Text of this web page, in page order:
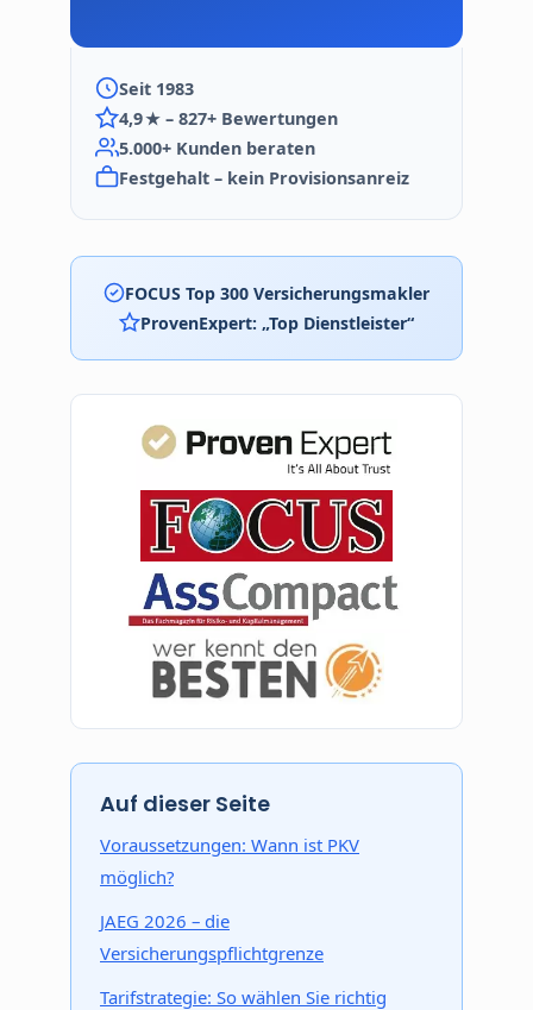
Seit 1983
4,9 ★ – 827+ Bewertungen
5.000+ Kunden beraten
Festgehalt – kein Provisionsanreiz
FOCUS Top 300 Versicherungsmakler
ProvenExpert: „Top Dienstleister“
Auf dieser Seite
Voraussetzungen: Wann ist PKV
möglich?
JAEG 2026 – die
Versicherungspflichtgrenze
Tarifstrategie: So wählen Sie richtig